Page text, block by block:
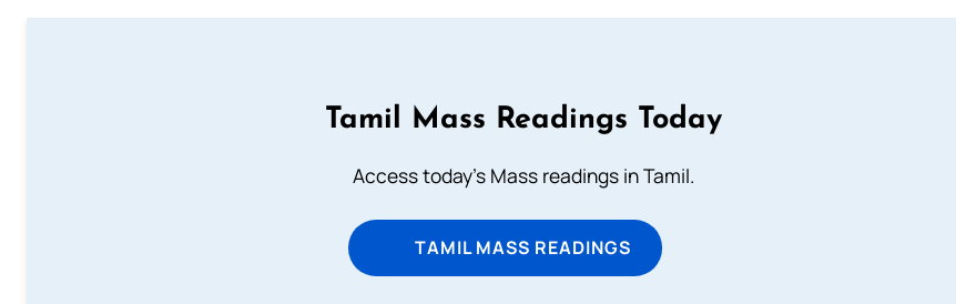
Tamil Mass Readings Today
Access today's Mass readings in Tamil.
TAMIL MASS READINGS